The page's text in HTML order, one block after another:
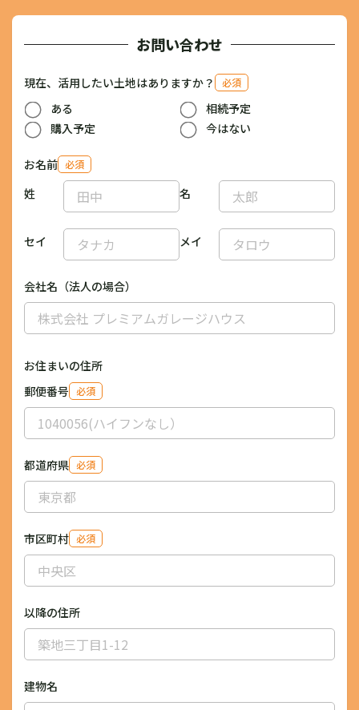
お問い合わせ
必須
現在、活用したい土地はありますか？
ある
相続予定
購入予定
今はない
必須
お名前
姓
名
セイ メイ
会社名（法人の場合）
お住まいの住所
必須
郵便番号
必須
都道府県
必須
市区町村
以降の住所
建物名